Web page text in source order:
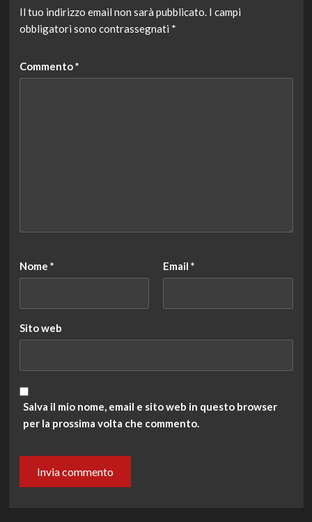
Il tuo indirizzo email non sarà pubblicato. I campi
obbligatori sono contrassegnati *
Commento*
Nome * Email *
Sito web
Salva il mio nome, email e sito web in questo browser
per la prossima volta che commento.